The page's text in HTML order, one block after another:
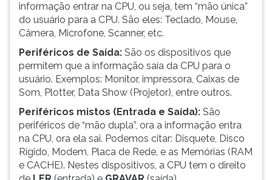
ouvir
essa
instrução
novamente.
informação entrar na CPU, ou seja, tem “mão única”
do usuário para a CPU. São eles: Teclado, Mouse,
Câmera, Microfone, Scanner, etc.
Periféricos de Saída: São os dispositivos que
permitem que a informação saia da CPU para o
usuário. Exemplos: Monitor, impressora, Caixas de
Som, Plotter, Data Show (Projetor), entre outros.
Periféricos mistos (Entrada e Saída): São
periféricos de “mão dupla”, ora a informação entra
na CPU, ora ela sai. Podemos citar: Disquete, Disco
Rígido, Modem, Placa de Rede, e as Memórias (RAM
e CACHE). Nestes dispositivos, a CPU tem o direito